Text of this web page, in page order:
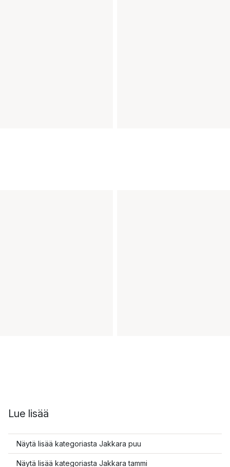
Lue lisää
Näytä lisää kategoriasta Jakkara puu
Näytä lisää kategoriasta Jakkara tammi